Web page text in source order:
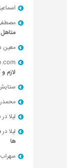
معین
لازم
لیلادر
لیلادر
ها
سهراب